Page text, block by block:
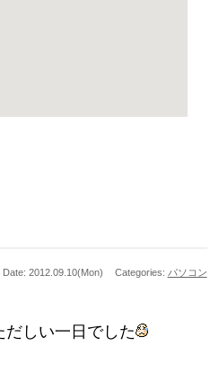
Date: 2012.09.10(Mon) Categories: パソコン
だしい一日でした